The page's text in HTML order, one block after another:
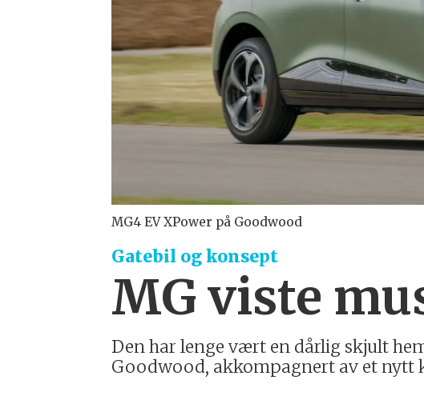
MG4 EV XPower på Goodwood
Gatebil og konsept
MG viste
Den har lenge vært en dårlig skjult
Goodwood, akkompagnert av et nytt